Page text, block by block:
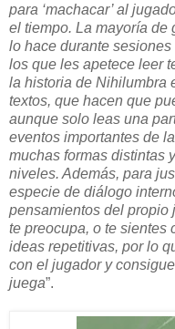
para ‘machacar’ al
el tiempo. La mayoría de
lo hace durante
los que les apetece leer
la historia de Nihilumbra
textos, que hacen que
aunque solo leas una
eventos importantes de
muchas formas distintas
niveles. Además, para
especie de diálogo
pensamientos del propio
te preocupa, o te sientes
ideas repetitivas, por lo
con el jugador y
juega”.